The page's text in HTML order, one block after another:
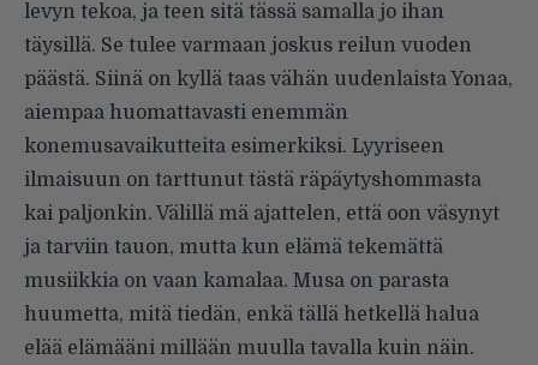
levyn tekoa, ja teen sitä tässä samalla jo ihan
täysillä. Se tulee varmaan joskus reilun vuoden
päästä. Siinä on kyllä taas vähän uudenlaista Yonaa,
aiempaa huomattavasti enemmän
konemusavaikutteita esimerkiksi. Lyyriseen
ilmaisuun on tarttunut tästä räpäytyshommasta
kai paljonkin. Välillä mä ajattelen, että oon väsynyt
ja tarviin tauon, mutta kun elämä tekemättä
musiikkia on vaan kamalaa. Musa on parasta
huumetta, mitä tiedän, enkä tällä hetkellä halua
elää elämääni millään muulla tavalla kuin näin.